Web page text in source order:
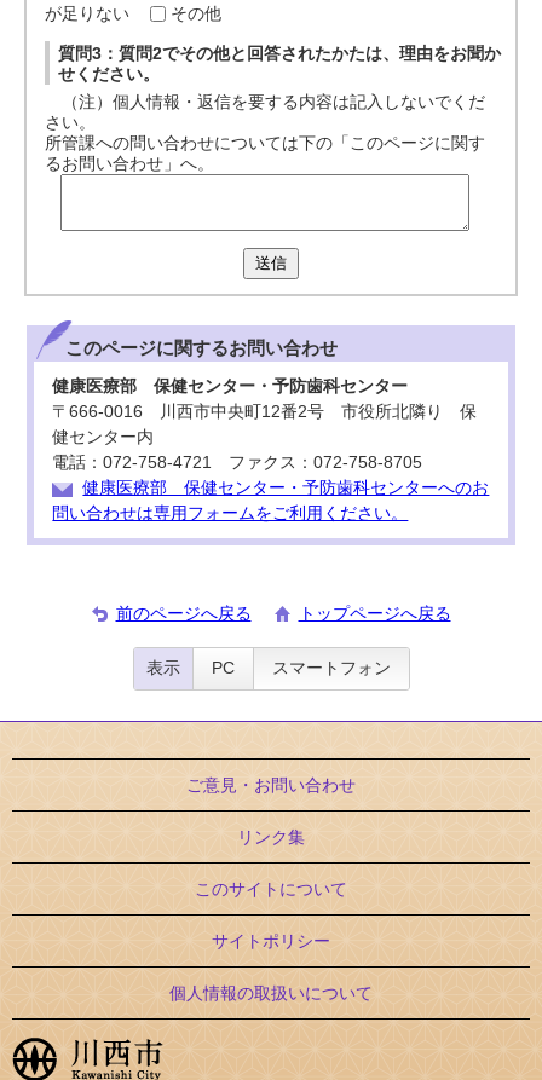
が足りない
その他
質問3：質問2でその他と回答されたかたは、理由をお聞か
せください。
（注）個人情報・返信を要する内容は記入しないでくだ
さい。
所管課への問い合わせについては下の「このページに関す
るお問い合わせ」へ。
送信
このページに関するお問い合わせ
健康医療部 保健センター・予防歯科センター
〒666-0016 川西市中央町12番2号 市役所北隣り 保
健センター内
電話：072-758-4721 ファクス：072-758-8705
健康医療部 保健センター・予防歯科センターへのお
問い合わせは専用フォームをご利用ください。
前のページへ戻る トップページへ戻る
表示 PC スマートフォン
ご意見・お問い合わせ
リンク集
このサイトについて
サイトポリシー
個人情報の取扱いについて